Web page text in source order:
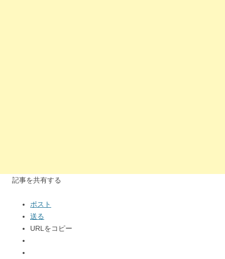
記事を共有する
ポスト
送る
URLをコピー